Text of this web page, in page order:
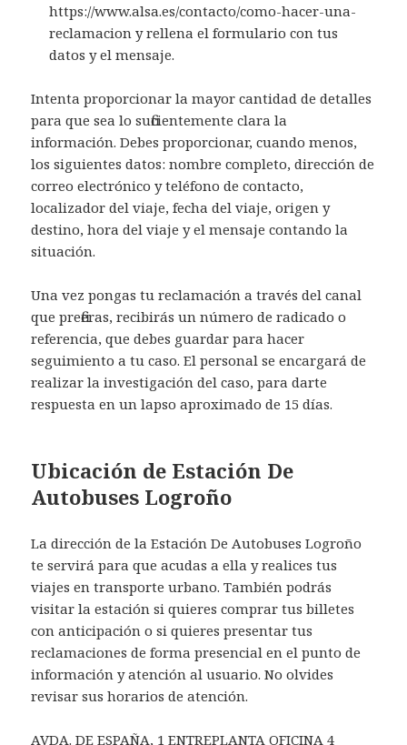
https://www.alsa.es/contacto/como-hacer-una-
reclamacion y rellena el formulario con tus
datos y el mensaje.
Intenta proporcionar la mayor cantidad de detalles
para que sea lo suficientemente clara la
información. Debes proporcionar, cuando menos,
los siguientes datos: nombre completo, dirección de
correo electrónico y teléfono de contacto,
localizador del viaje, fecha del viaje, origen y
destino, hora del viaje y el mensaje contando la
situación.
Una vez pongas tu reclamación a través del canal
que prefieras, recibirás un número de radicado o
referencia, que debes guardar para hacer
seguimiento a tu caso. El personal se encargará de
realizar la investigación del caso, para darte
respuesta en un lapso aproximado de 15 días.
Ubicación de Estación De
Autobuses Logroño
La dirección de la Estación De Autobuses Logroño
te servirá para que acudas a ella y realices tus
viajes en transporte urbano. También podrás
visitar la estación si quieres comprar tus billetes
con anticipación o si quieres presentar tus
reclamaciones de forma presencial en el punto de
información y atención al usuario. No olvides
revisar sus horarios de atención.
AVDA. DE ESPAÑA, 1 ENTREPLANTA OFICINA 4